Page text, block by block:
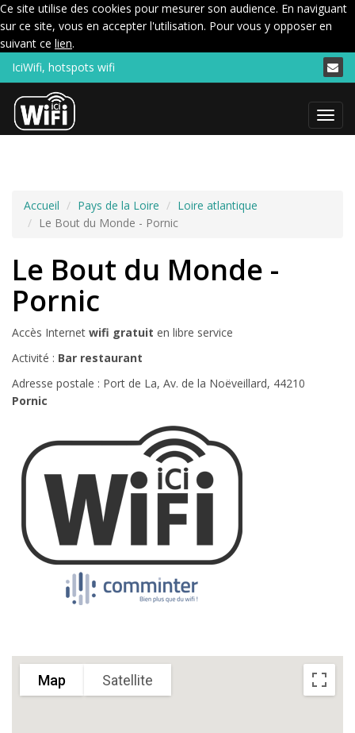
Ce site utilise des cookies pour mesurer son audience. En naviguant
sur ce site, vous en accepter l'utilisation. Pour vous y opposer en
suivant ce lien.
IciWifi, hotspots wifi
Menu
Accueil Pays de la Loire
Loire atlantique
Le Bout du Monde - Pornic
Le Bout du Monde -
Pornic
Accès Internet wifi gratuit en libre service
Activité : Bar restaurant
Adresse postale : Port de La, Av. de la Noëveillard, 44210
Pornic
Map Satellite